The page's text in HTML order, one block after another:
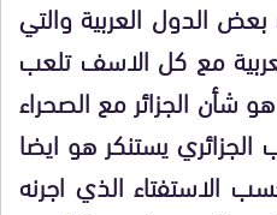
الدول العربية والتي
مع كل الاسف تلعب
شأن الجزائر مع الصحراء
يستنكر هو ايضا
الاستفتاء الذي اجرنه